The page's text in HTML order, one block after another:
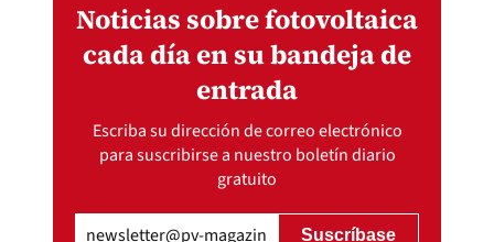
Noticias sobre fotovoltaica
cada día en su bandeja de
entrada
Escriba su dirección de correo electrónico
para suscribirse a nuestro boletín diario
gratuito
(Obligatorio)